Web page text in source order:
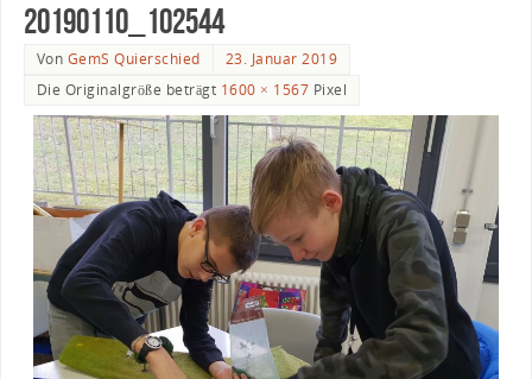
20190110_102544
Von GemS Quierschied
23. Januar 2019
Die Originalgröße beträgt 1600 × 1567 Pixel